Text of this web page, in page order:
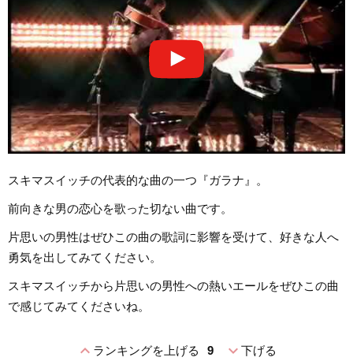
スキマスイッチの代表的な曲の一つ『ガラナ』。
前向きな男の恋心を歌った切ない曲です。
片思いの男性はぜひこの曲の歌詞に影響を受けて、好きな人へ
勇気を出してみてください。
スキマスイッチから片思いの男性への熱いエールをぜひこの曲
で感じてみてくださいね。
expand_lessランキングを上げる 9 expand_more下げる